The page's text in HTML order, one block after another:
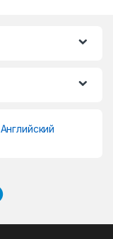
Английский